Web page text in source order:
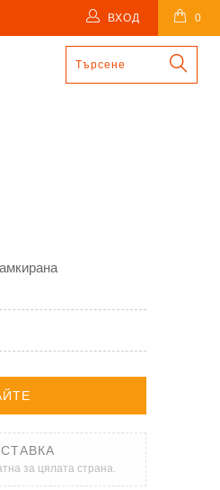
0
ВХОД
за цялата страна.